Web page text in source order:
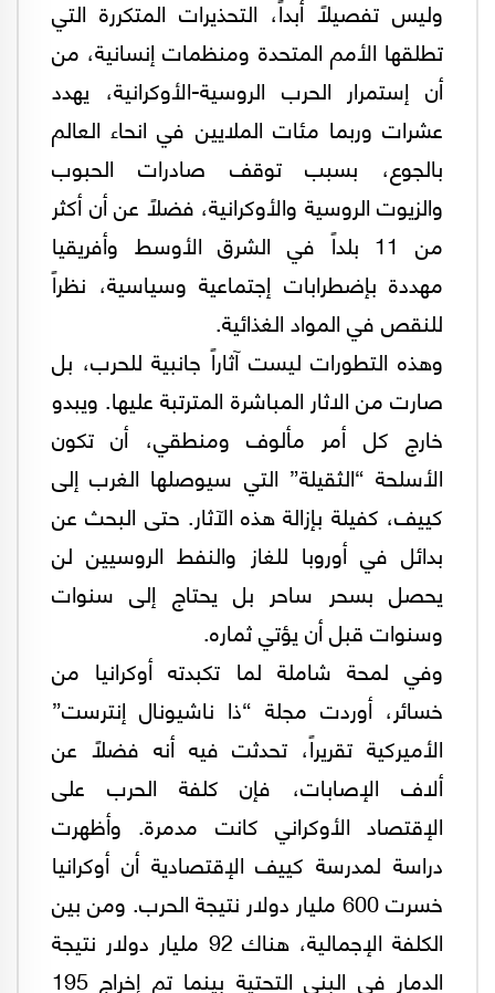
وليس تفصيلاً أبداً، التحذيرات المتكررة التي
تطلقها الأمم المتحدة ومنظمات إنسانية، من
أن إستمرار الحرب الروسية-الأوكرانية، يهدد
عشرات وربما مئات الملايين في انحاء العالم
بالجوع، بسبب توقف صادرات الحبوب
والزيوت الروسية والأوكرانية، فضلاً عن أن أكثر
من 11 بلداً في الشرق الأوسط وأفريقيا
مهددة بإضطرابات إجتماعية وسياسية، نظراً
للنقص في المواد الغذائية.
وهذه التطورات ليست آثاراً جانبية للحرب، بل
صارت من الاثار المباشرة المترتبة عليها. ويبدو
خارج كل أمر مألوف ومنطقي، أن تكون
الأسلحة “الثقيلة” التي سيوصلها الغرب إلى
كييف، كفيلة بإزالة هذه الآثار. حتى البحث عن
بدائل في أوروبا للغاز والنفط الروسيين لن
يحصل بسحر ساحر بل يحتاج إلى سنوات
وسنوات قبل أن يؤتي ثماره.
وفي لمحة شاملة لما تكبدته أوكرانيا من
خسائر، أوردت مجلة “ذا ناشيونال إنترست”
الأميركية تقريراً، تحدثت فيه أنه فضلاً عن
ألاف الإصابات، فإن كلفة الحرب على
الإقتصاد الأوكراني كانت مدمرة. وأظهرت
دراسة لمدرسة كييف الإقتصادية أن أوكرانيا
خسرت 600 مليار دولار نتيجة الحرب. ومن بين
الكلفة الإجمالية، هناك 92 مليار دولار نتيجة
الدمار في البنى التحتية بينما تم إخراج 195